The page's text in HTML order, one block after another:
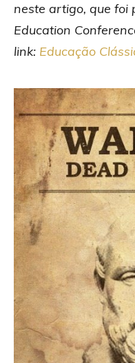
neste artigo, que foi
Education
link: Educação